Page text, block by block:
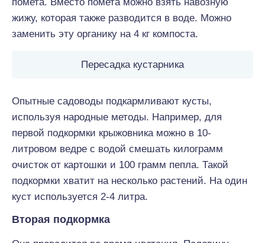
жижу, которая также разводится в воде. Можно
заменить эту органику на 4 кг компоста.
Пересадка кустарника
Опытные садоводы подкармливают кусты,
используя народные методы. Например, для
первой подкормки крыжовника можно в 10-
литровом ведре с водой смешать килограмм
очисток от картошки и 100 грамм пепла. Такой
подкормки хватит на несколько растений. На один
куст используется 2-4 литра.
Вторая подкормка